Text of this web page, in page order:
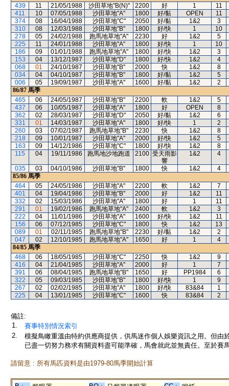
439
11 21/05/1988 沙田草地"B(N)" 2200 好 1 11
411
10 07/05/1988 沙田草地"A" 1800 好/黏 OPEN
11
374
08 16/04/1988 沙田草地"C" 2050 好/黏 1&2 3
310
08 12/03/1988 沙田草地"B" 1800 好/快 1 10
278
05 24/02/1988 跑馬地草地"A" 2230 好 1&2 5
225
11 24/01/1988 沙田草地"A" 1800 好/快 1
10
186
09 01/01/1988 跑馬地草地"A" 1800 好/快 1&2 3
153
04 13/12/1987 沙田草地"D" 1800 好/快 1&2
4
068
01 24/10/1987 沙田草地"B" 2000 快 1&2 8
034
04 04/10/1987 沙田草地"B" 1800 好/黏 1&2 5
006
05 19/09/1987 沙田草地"A" 1600 好/黏 1&2 2
86/87 馬季
465
06 24/05/1987 沙田草地"B" 2200 軟 1&2 5
437
06 10/05/1987 沙田草地"A" 1800 好 OPEN
8
362
02 28/03/1987 沙田草地"D" 2050 好/黏 1&2 6
331
01 14/03/1987 沙田草地"A" 1800 好/快 1 2
260
03 07/02/1987 跑馬地草地"B" 2230 快 1&2 8
218
09 10/01/1987 沙田草地"A" 2000 好/快 1&2 5
163
09 14/12/1986 沙田草地"C" 1800 好/快 1&2 8
115
04 19/11/1986 跑馬地沙地跑道 2100 受天雨影
響
1&2 4
035 03 04/10/1986 沙田草地"B" 1800 快 1&2 4
85/86 馬季
464
05 24/05/1986 沙田草地"A" 2200 軟 1&2 7
401
04 19/04/1986 沙田草地"B" 2000 好 1&2 11
332
02 15/03/1986 沙田草地"A" 1800 好 1 11
291
01 19/02/1986 跑馬地草地"A" 2400 軟 1&2 3
222
04 11/01/1986 沙田草地"A" 1600 好/快 1&2 11
156
06 07/12/1985 沙田草地"C" 1800 快 1&2 13
089
01 02/11/1985 跑馬地草地"B" 2230 好/黏 1&2 2
047
02 12/10/1985 跑馬地草地"A" 1650 好 1 4
84/85 馬季
468
06 18/05/1985 沙田草地"C" 2250 快 1&2 9
416
04 21/04/1985 沙田草地"A" 2000 好 1 7
391
06 08/04/1985 跑馬地草地"B" 1650 好 PP1984
6
322
05 09/03/1985 沙田草地"B" 1800 好/快 1 9
267
02 02/02/1985 沙田草地"A" 1800 好/快 83&84
1
225
04 13/01/1985 沙田草地"C" 1600 快 83&84 2
備註:
1.
賽事特別情況索引
2.
模擬鳥瞰重溫由特約供應商提供，供馬迷作個人娛樂資訊之用。但
已盡一切努力務求有關資料盡可能準確，馬會就此並無責任。至於賽
請留意 : 所有馬匹資料是由1979-80馬季開始計算